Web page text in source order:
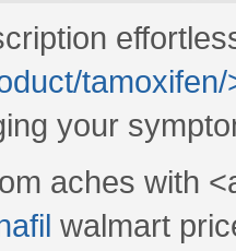
tamoxifen/
your
aches with
walmart